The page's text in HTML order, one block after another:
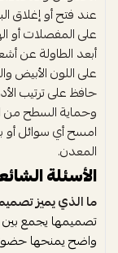
عند فتح أو إغلاق
على المفصلات أو
أبعد الطاولة عن
على اللون الأبيض
حافظ على ترتيب
وحماية السطح من
امسح أي سوائل أو
المعدن.
الأسئلة
ما الذي يميز
تصميمها يجمع بين
واضح يمنحها